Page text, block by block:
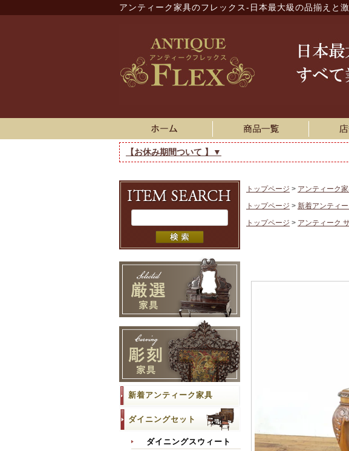
アンティーク家具のフレックス-日本最大級の品揃えと
【お休み期間ついて 】▼
新着アンティーク家具
ダイニングセット
ダイニングスウィート
トップページ
アンティーク
トップページ
新着アンティ
トップページ
アンティーク